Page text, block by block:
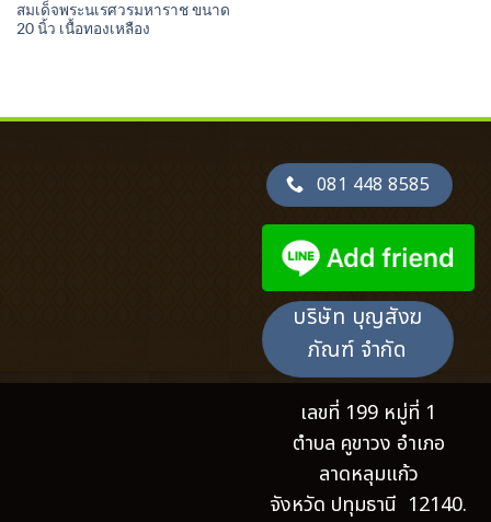
สมเด็จพระนเรศวรมหาราช ขนาด
20 นิ้ว เนื้อทองเหลือง
081 448 8585
บริษัท บุญสังฆ
ภัณฑ์ จำกัด
เลขที่ 199 หมู่ที่ 1
ตำบล คูขาวง อำเภอ
ลาดหลุมแก้ว
จังหวัด ปทุมธานี 12140.